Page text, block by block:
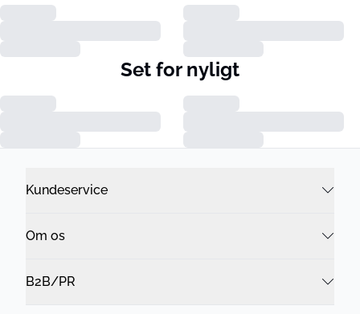
Set for nyligt
Kundeservice
Om os
B2B/PR